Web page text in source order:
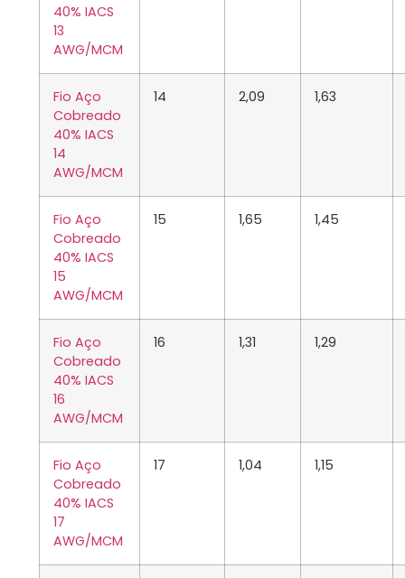
40% IACS
13
AWG/MCM
Fio Aço
Cobreado
40% IACS
14
AWG/MCM
14 2,09 1,63
Fio Aço
Cobreado
40% IACS
15
AWG/MCM
15 1,65 1,45
Fio Aço
Cobreado
40% IACS
16
AWG/MCM
16 1,31 1,29
Fio Aço
Cobreado
40% IACS
17
AWG/MCM
17 1,04 1,15